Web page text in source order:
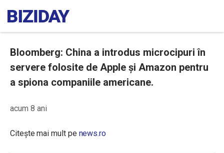
Bloomberg: China a introdus microcipuri în
servere folosite de Apple şi Amazon pentru
a spiona companiile americane.
acum 8 ani
Citește mai mult pe news.ro